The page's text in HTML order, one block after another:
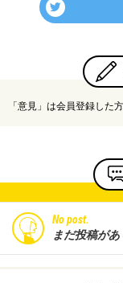
「意見」は会員登録した
No post.
まだ投稿があ